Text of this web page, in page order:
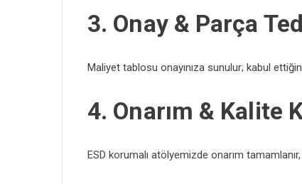
3. Onay & Parça
Maliyet tablosu onayınıza sunulur; kabul
4. Onarım & Kalite
ESD korumalı atölyemizde onarım